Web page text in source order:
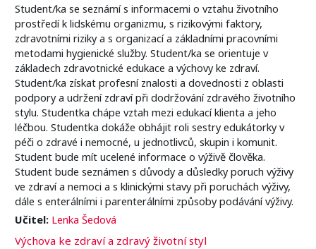
Student/ka se seznámí s informacemi o vztahu životního
prostředí k lidskému organizmu, s rizikovými faktory,
zdravotními riziky a s organizací a základními pracovními
metodami hygienické služby. Student/ka se orientuje v
základech zdravotnické edukace a výchovy ke zdraví.
Student/ka získat profesní znalosti a dovednosti z oblasti
podpory a udržení zdraví při dodržování zdravého životního
stylu. Studentka chápe vztah mezi edukací klienta a jeho
léčbou. Studentka dokáže obhájit roli sestry edukátorky v
péči o zdravé i nemocné, u jednotlivců, skupin i komunit.
Student bude mít ucelené informace o výživě člověka.
Student bude seznámen s důvody a důsledky poruch výživy
ve zdraví a nemoci a s klinickými stavy při poruchách výživy,
dále s enterálními i parenterálními způsoby podávání výživy.
Učitel: Lenka Šedová
Výchova ke zdraví a zdravý životní styl